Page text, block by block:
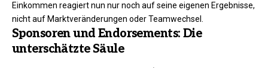
Einkommen reagiert nun nur noch auf seine eigenen Ergebnisse,
nicht auf Marktveränderungen oder Teamwechsel.
Sponsoren und Endorsements: Die
unterschätzte Säule